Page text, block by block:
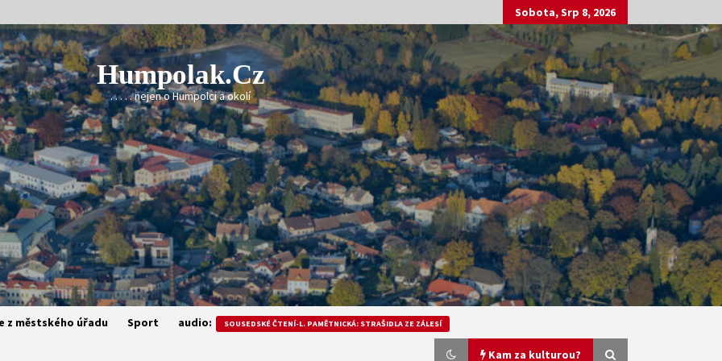
Sobota, Srp 8, 2026
Humpolak.cz
. . . . . nejen o Humpolci a okolí
z městského úřadu Sport audio: SOUSEDSKÉ ČTENÍ-L. PAMĚTNICKÁ: STRAŠIDLA ZE ZÁLESÍ
Kam za kulturou?